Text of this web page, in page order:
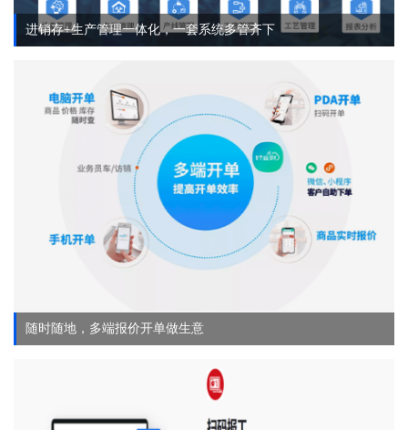
进销存+生产管理一体化，一套系统多管齐下
随时随地，多端报价开单做生意